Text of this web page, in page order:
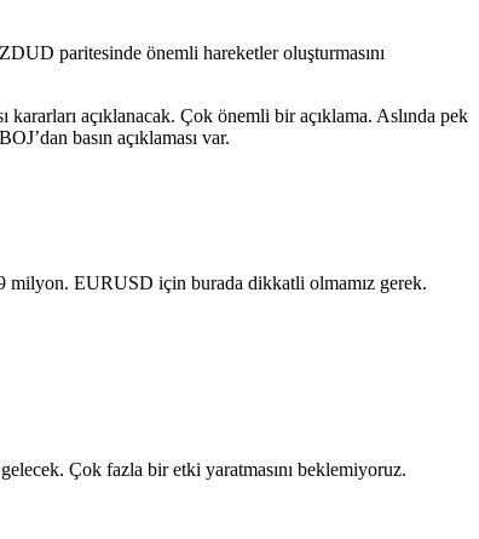
paritesinde önemli hareketler oluşturmasını
açıklanacak. Çok önemli bir açıklama. Aslında pek
basın açıklaması var.
milyon. EURUSD için burada dikkatli olmamız gerek.
Çok fazla bir etki yaratmasını beklemiyoruz.